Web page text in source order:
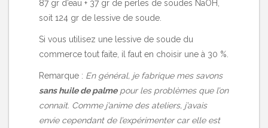
87 gr d’eau + 37 gr de perles de soudes NaOH,
soit 124 gr de lessive de soude.
Si vous utilisez une lessive de soude du
commerce tout faite, il faut en choisir une à 30 %.
Remarque : En général, je fabrique mes savons
sans huile de palmepour les problèmes que l’on
connait. Comme j’anime des ateliers, j’avais
envie cependant de l’expérimenter car elle est